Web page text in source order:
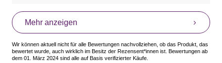
Mehr anzeigen
Wir können aktuell nicht für alle Bewertungen nachvollziehen, ob das Produkt, das
bewertet wurde, auch wirklich im Besitz der Rezensent*innen ist. Bewertungen ab
dem 01. März 2024 sind alle auf Basis verifizierter Käufe.